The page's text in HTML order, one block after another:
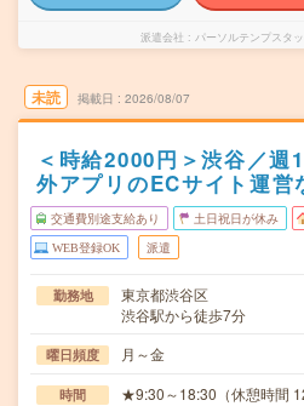
派遣会社 パーソルテンプスタ
未読 掲載日 2026/08/07
＜時給2000円＞渋谷／週
外アプリのECサイト運営
交通費別途支給あり 土日祝日が休み
WEB登録OK 派遣
勤務地
東京都渋谷区
渋谷駅から徒歩7分
曜日頻度 月～金
時間 ★9:30～18:30（休憩時間